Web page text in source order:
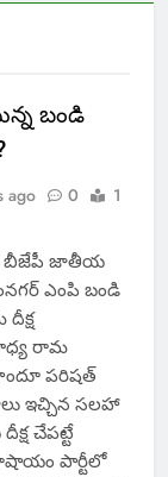
బండి
ago 0
1
బీజేపీ జాతీయ
ఎంపి బండి
రామ
పరిషత్‌
ఇచ్చిన సలహా
చేపట్టే
పార్టీలో